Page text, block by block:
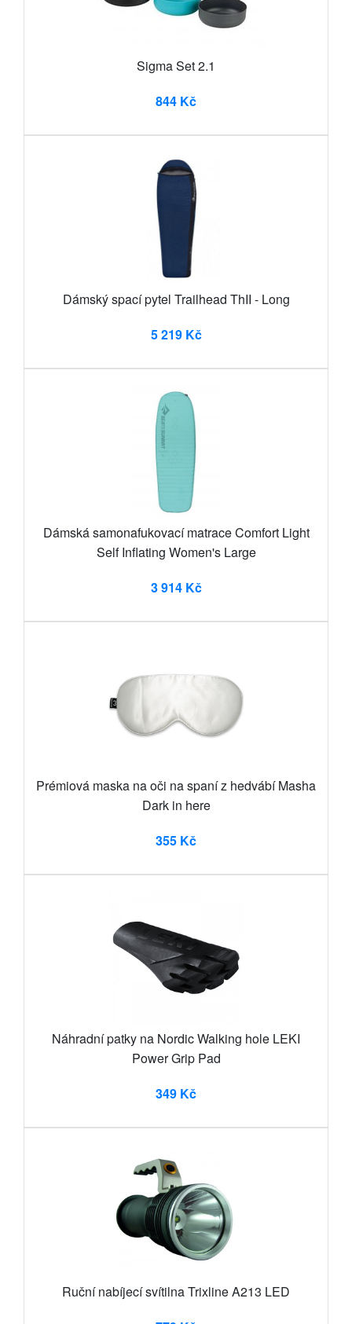
Sigma Set 2.1
844 Kč
Dámský spací pytel Trailhead ThII - Long
5 219 Kč
Dámská samonafukovací matrace Comfort Light
Self Inflating Women's Large
3 914 Kč
Prémiová maska na oči na spaní z hedvábí Masha
Dark in here
355 Kč
Náhradní patky na Nordic Walking hole LEKI
Power Grip Pad
349 Kč
Ruční nabíjecí svítilna Trixline A213 LED